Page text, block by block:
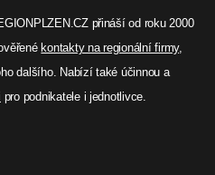
přináší od roku 2000
kontakty na regionální firmy,
dalšího. Nabízí také účinnou a
pro podnikatele i jednotlivce.